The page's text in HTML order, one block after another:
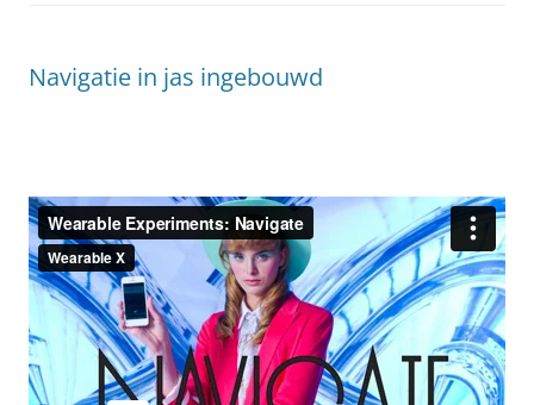
Navigatie in jas ingebouwd